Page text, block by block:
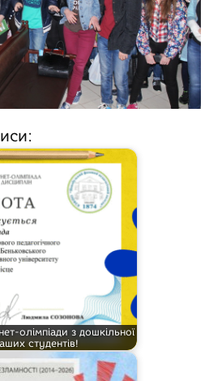
олімпіади з дошкільної
студентів!